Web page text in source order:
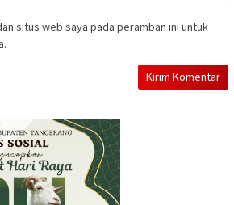
situs web saya pada peramban ini untuk